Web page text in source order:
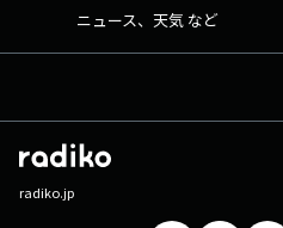
ニュース、天気 など
radiko.jp